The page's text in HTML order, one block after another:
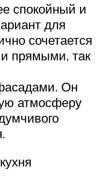
спокойный и
для
сочетается
прямыми, так
Он
атмосферу